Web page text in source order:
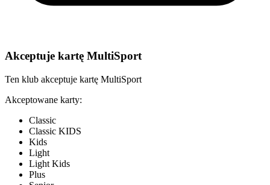
Akceptuje kartę MultiSport
Ten klub akceptuje kartę MultiSport
Akceptowane karty:
Classic
Classic KIDS
Kids
Light
Light Kids
Plus